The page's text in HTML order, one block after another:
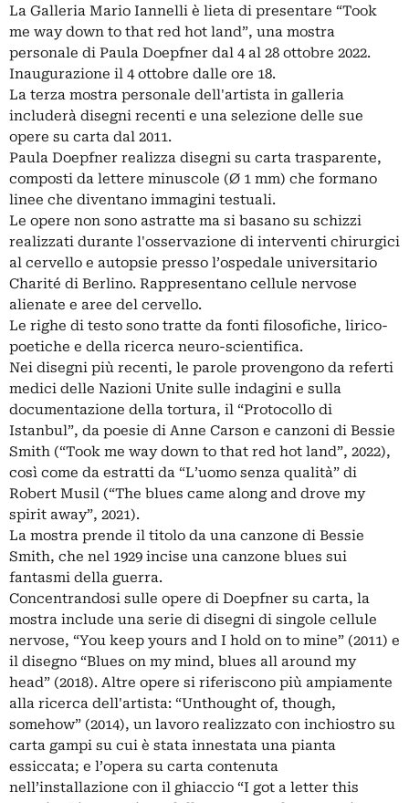
La Galleria Mario Iannelli è lieta di presentare “Took
me way down to that red hot land”, una mostra
personale di Paula Doepfner dal 4 al 28 ottobre 2022.
Inaugurazione il 4 ottobre dalle ore 18.
La terza mostra personale dell'artista in galleria
includerà disegni recenti e una selezione delle sue
opere su carta dal 2011.
Paula Doepfner realizza disegni su carta trasparente,
composti da lettere minuscole (Ø 1 mm) che formano
linee che diventano immagini testuali.
Le opere non sono astratte ma si basano su schizzi
realizzati durante l'osservazione di interventi chirurgici
al cervello e autopsie presso l’ospedale universitario
Charité di Berlino. Rappresentano cellule nervose
alienate e aree del cervello.
Le righe di testo sono tratte da fonti filosofiche, lirico-
poetiche e della ricerca neuro-scientifica.
Nei disegni più recenti, le parole provengono da referti
medici delle Nazioni Unite sulle indagini e sulla
documentazione della tortura, il “Protocollo di
Istanbul”, da poesie di Anne Carson e canzoni di Bessie
Smith (“Took me way down to that red hot land”, 2022),
così come da estratti da “L’uomo senza qualità” di
Robert Musil (“The blues came along and drove my
spirit away”, 2021).
La mostra prende il titolo da una canzone di Bessie
Smith, che nel 1929 incise una canzone blues sui
fantasmi della guerra.
Concentrandosi sulle opere di Doepfner su carta, la
mostra include una serie di disegni di singole cellule
nervose, “You keep yours and I hold on to mine” (2011) e
il disegno “Blues on my mind, blues all around my
head” (2018). Altre opere si riferiscono più ampiamente
alla ricerca dell'artista: “Unthought of, though,
somehow” (2014), un lavoro realizzato con inchiostro su
carta gampi su cui è stata innestata una pianta
essiccata; e l’opera su carta contenuta
nell’installazione con il ghiaccio “I got a letter this